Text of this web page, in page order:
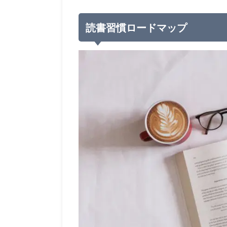
読書習慣ロードマップ